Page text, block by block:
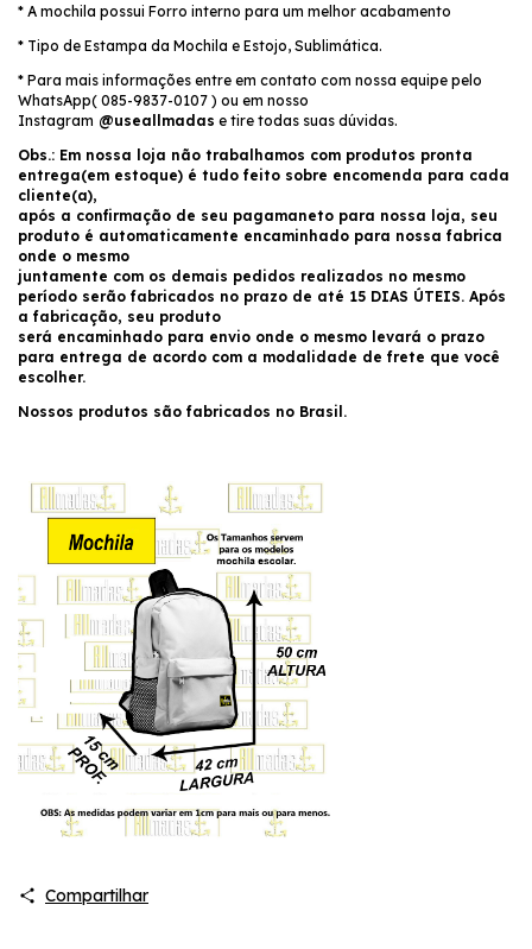
* A mochila possui Forro interno para um melhor acabamento
* Tipo de Estampa da Mochila e Estojo, Sublimática.
* Para mais informações entre em contato com nossa equipe pelo
WhatsApp( 085-9837-0107 ) ou em nosso
Instagram @useallmadas e tire todas suas dúvidas.
Obs.: Em nossa loja não trabalhamos com produtos pronta
entrega(em estoque) é tudo feito sobre encomenda para cada
cliente(a),
após a confirmação de seu pagamaneto para nossa loja, seu
produto é automaticamente encaminhado para nossa fabrica
onde o mesmo
juntamente com os demais pedidos realizados no mesmo
período serão fabricados no prazo de até 15 DIAS ÚTEIS. Após
a fabricação, seu produto
será encaminhado para envio onde o mesmo levará o prazo
para entrega de acordo com a modalidade de frete que você
escolher.
Nossos produtos são fabricados no Brasil.
Compartilhar